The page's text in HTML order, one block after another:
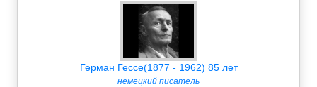
Герман Гессе(1877 - 1962) 85 лет
немецкий писатель